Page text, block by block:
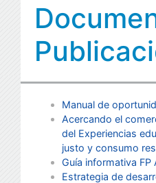
Manual de
Acercando el
del Experiencias
justo y consumo
Guía informativa FP
Estrategia de